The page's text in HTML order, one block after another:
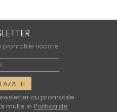
promotiile noastre
cu promotiile
multe in Politica de